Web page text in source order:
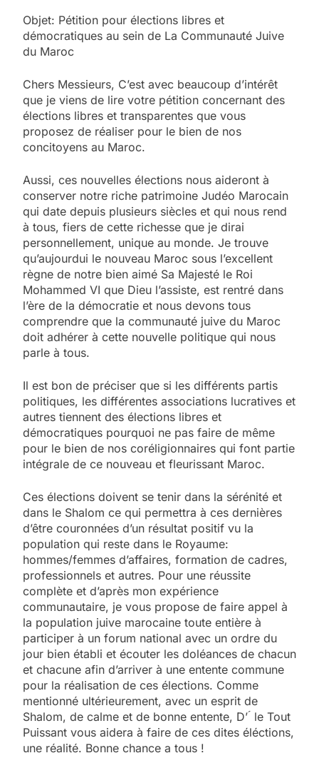
Objet: Pétition pour élections libres et
démocratiques au sein de La Communauté Juive
du Maroc
Chers Messieurs, C’est avec beaucoup d’intérêt
que je viens de lire votre pétition concernant des
élections libres et transparentes que vous
proposez de réaliser pour le bien de nos
concitoyens au Maroc.
Aussi, ces nouvelles élections nous aideront à
conserver notre riche patrimoine Judéo Marocain
qui date depuis plusieurs siècles et qui nous rend
à tous, fiers de cette richesse que je dirai
personnellement, unique au monde. Je trouve
qu’aujourdui le nouveau Maroc sous l’excellent
règne de notre bien aimé Sa Majesté le Roi
Mohammed VI que Dieu l’assiste, est rentré dans
l’ère de la démocratie et nous devons tous
comprendre que la communauté juive du Maroc
doit adhérer à cette nouvelle politique qui nous
parle à tous.
Il est bon de préciser que si les différents partis
politiques, les différentes associations lucratives et
autres tiennent des élections libres et
démocratiques pourquoi ne pas faire de même
pour le bien de nos coréligionnaires qui font partie
intégrale de ce nouveau et fleurissant Maroc.
Ces élections doivent se tenir dans la sérénité et
dans le Shalom ce qui permettra à ces dernières
d’être couronnées d’un résultat positif vu la
population qui reste dans le Royaume:
hommes/femmes d’affaires, formation de cadres,
professionnels et autres. Pour une réussite
complète et d’après mon expérience
communautaire, je vous propose de faire appel à
la population juive marocaine toute entière à
participer à un forum national avec un ordre du
jour bien établi et écouter les doléances de chacun
et chacune afin d’arriver à une entente commune
pour la réalisation de ces élections. Comme
mentionné ultérieurement, avec un esprit de
Shalom, de calme et de bonne entente, D’ ́ le Tout
Puissant vous aidera à faire de ces dites éléctions,
une réalité. Bonne chance a tous !
2025, l’année la plus